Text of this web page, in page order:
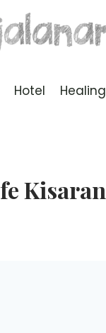
Hotel Healing
Kisaran